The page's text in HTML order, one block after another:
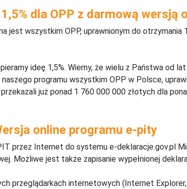
dla OPP z darmową wersją
jest wszystkim OPP, uprawnionym do
ideę 1,5%. Wiemy, że wielu z Państwa od
programu wszystkim OPP w Polsce,
już ponad 1 760 000 000 złotych dla
online programu e-pity
przez Internet do systemu e-deklaracje.gov.pl
Możliwe jest także zapisanie wypełnionej
przeglądarkach internetowych (Internet